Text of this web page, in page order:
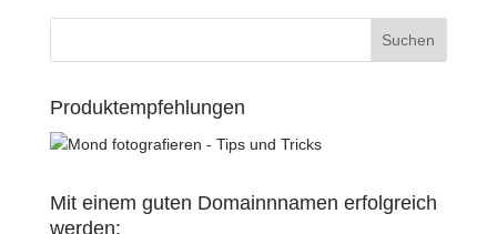
Produktempfehlungen
Mit einem guten Domainnnamen erfolgreich
werden: